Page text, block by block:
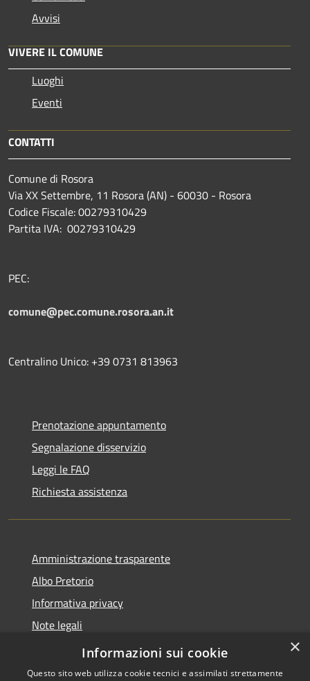
Avvisi
VIVERE IL COMUNE
Luoghi
Eventi
CONTATTI
Comune di Rosora
Via XX Settembre, 11 Rosora (AN) - 60030 - Rosora
Codice Fiscale: 00279310429
Partita IVA: 00279310429
PEC:
comune@pec.comune.rosora.an.it
Centralino Unico: +39 0731 813963
Prenotazione appuntamento
Segnalazione disservizio
Leggi le FAQ
Richiesta assistenza
Amministrazione trasparente
Albo Pretorio
Informativa privacy
Note legali
Dichiarazione di accessibilità
×
Informazioni sui cookie
Questo sito web utilizza cookie tecnici e assimilati strettamente